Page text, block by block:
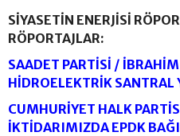
SİYASETİN ENERJİSİ
RÖPORTAJLAR:
SAADET PARTİSİ /
HİDROELEKTRİK SANTRAL
CUMHURİYET HALK
İKTİDARIMIZDA EPDK